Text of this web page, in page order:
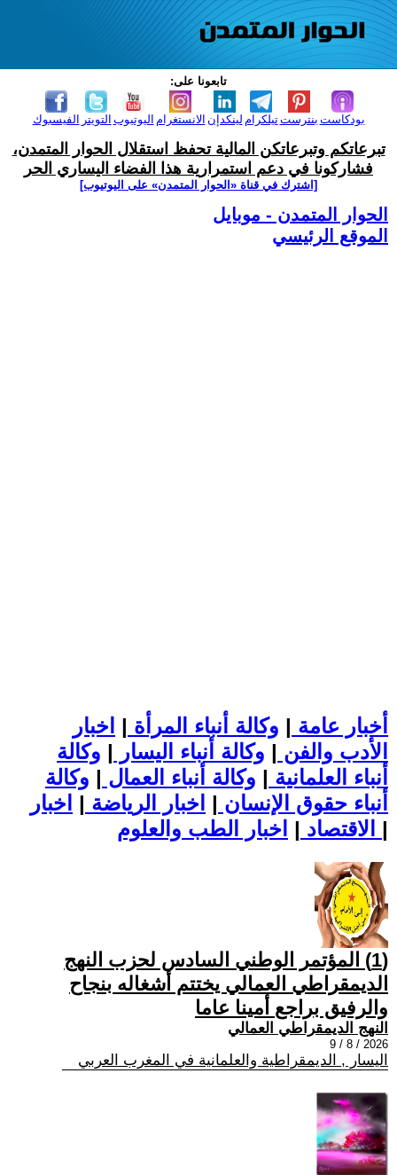
تابعونا على:
الفيسبوك التويتر اليوتيوب الانستغرام لينكدإن تيلكرامبنترست بودكاست
تبرعاتكم وتبرعاتكن المالية تحفظ استقلال الحوار المتمدن،
فشاركونا في دعم استمرارية هذا الفضاء اليساري الحر
[اشترك في قناة ‫«الحوار المتمدن» على اليوتيوب]
الحوار المتمدن - موبايل
الموقع الرئيسي
أخبار عامة | وكالة أنباء المرأة | اخبار
الأدب والفن | وكالة أنباء اليسار | وكالة
أنباء العلمانية | وكالة أنباء العمال | وكالة
أنباء حقوق الإنسان | اخبار الرياضة | اخبار
الاقتصاد | |
(1) المؤتمر الوطني السادس لحزب النهج
الديمقراطي العمالي يختتم أشغاله بنجاح
والرفيق براجع أمينا عاما
النهج الديمقراطي العمالي
2026 / 8 / 9
اليسار , الديمقراطية والعلمانية في المغرب العربي